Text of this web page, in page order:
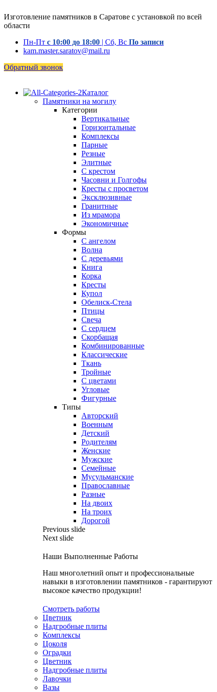
Изготовление памятников в Саратове с установкой по всей
области
Пн-Пт с 10:00 до 18:00 | Сб, Вс По записи
kam.master.saratov@mail.ru
Обратный звонок
Каталог
Памятники на могилу
Категории
Вертикальные
Горизонтальные
Комплексы
Парные
Резные
Элитные
С крестом
Часовни и Голгофы
Кресты с просветом
Эксклюзивные
Гранитные
Из мрамора
Экономичные
Формы
С ангелом
Волна
С деревьями
Книга
Корка
Кресты
Купол
Обелиск-Стела
Птицы
Свеча
С сердцем
Скорбащая
Комбинированные
Классические
Ткань
Тройные
С цветами
Угловые
Фигурные
Типы
Авторский
Военным
Детский
Родителям
Женские
Мужские
Семейные
Мусульманские
Православные
Разные
На двоих
На троих
Дорогой
Previous slide
Next slide
Наши Выполненные Работы
Наш многолетний опыт и профессиональные
навыки в изготовлении памятников - гарантируют
высокое качество продукции!
Смотреть работы
Цветник
Надгробные плиты
Комплексы
Цоколя
Оградки
Цветник
Надгробные плиты
Лавочки
Вазы